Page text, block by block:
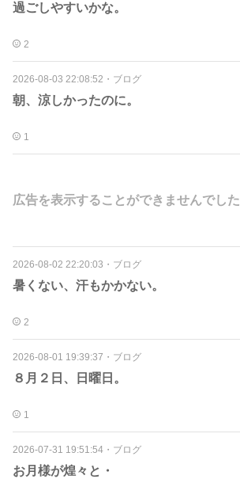
過ごしやすいかな。
2
2026-08-03 22:08:52 ・ ブログ
朝、涼しかったのに。
1
広告を表示することができませんでした
2026-08-02 22:20:03 ・ ブログ
暑くない、汗もかかない。
2
2026-08-01 19:39:37 ・ ブログ
８月２日、日曜日。
1
2026-07-31 19:51:54 ・ ブログ
お月様が煌々と・